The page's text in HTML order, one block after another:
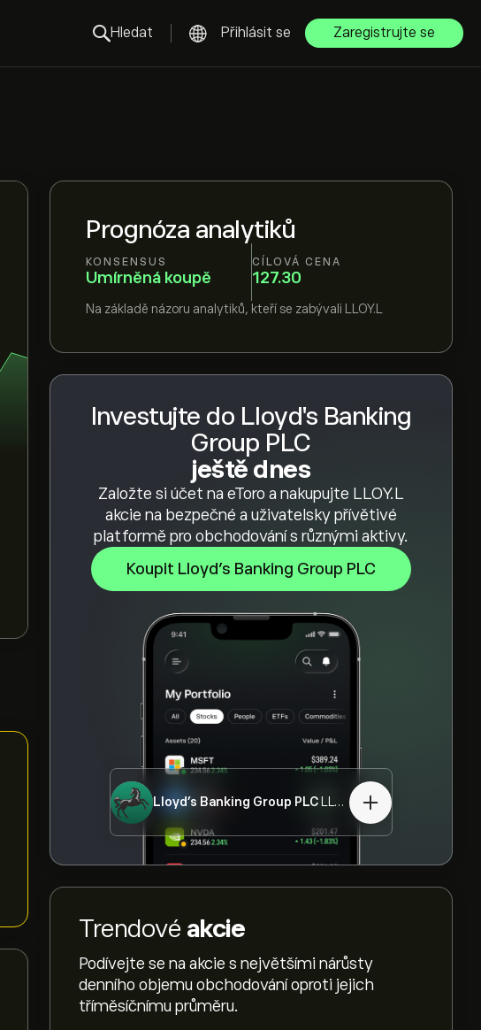
Hledat Přihlásit se Zaregistrujte se
Prognóza analytiků
KONSENSUS
Umírněná koupě
CÍLOVÁ CENA
127.30
Na základě názoru analytiků, kteří se zabývali LLOY.L
Investujte do Lloyd's Banking
Group PLC
ještě dnes
Založte si účet na eToro a nakupujte LLOY.L
akcie na bezpečné a uživatelsky přívětivé
platformě pro obchodování s různými aktivy.
Koupit Lloyd's Banking Group PLC
Lloyd's Banking Group PLC
Trendové akcie
Podívejte se na akcie s největšími nárůsty
denního objemu obchodování oproti jejich
tříměsíčnímu průměru.